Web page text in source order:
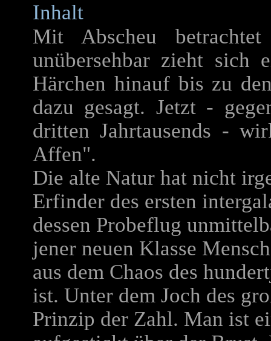
Inhalt
Mit Abscheu
unübersehbar zieht sich
Härchen hinauf bis zu
dazu gesagt. Jetzt -
dritten Jahrtausends -
Affen".
Die alte Natur hat nicht
Erfinder des ersten
dessen Probeflug
jener neuen Klasse
aus dem Chaos des
ist. Unter dem Joch des
Prinzip der Zahl. Man ist